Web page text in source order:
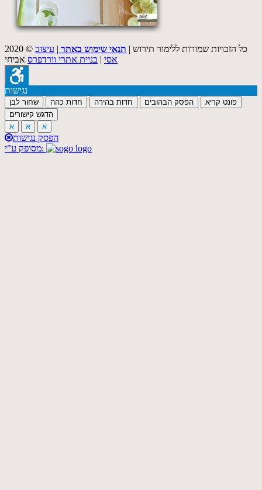
2020 © כל הזכויות שמורות ללימור תירוש | תנאי שימוש באתר | עיצוב
אסי | בניית אתרי וורדפרס אביחי
נגישות
שחור לבן חדות כהה חדות בהירה הפסק הבהובים
פונט קריא
הדגש קישורים
א
א א
הפסק נגישות
מסופק ע"י: